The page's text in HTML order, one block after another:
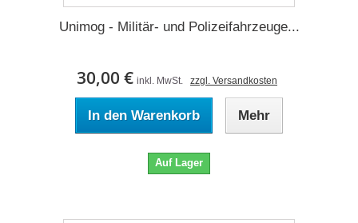
Unimog - Militär- und Polizeifahrzeuge...
30,00 € inkl. MwSt. zzgl. Versandkosten
In den Warenkorb Mehr
Auf Lager